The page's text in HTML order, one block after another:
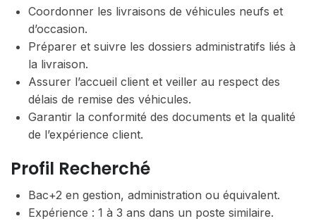
Coordonner les livraisons de véhicules neufs et
d’occasion.
Préparer et suivre les dossiers administratifs liés à
la livraison.
Assurer l’accueil client et veiller au respect des
délais de remise des véhicules.
Garantir la conformité des documents et la qualité
de l’expérience client.
Profil Recherché
Bac+2 en gestion, administration ou équivalent.
Expérience : 1 à 3 ans dans un poste similaire.